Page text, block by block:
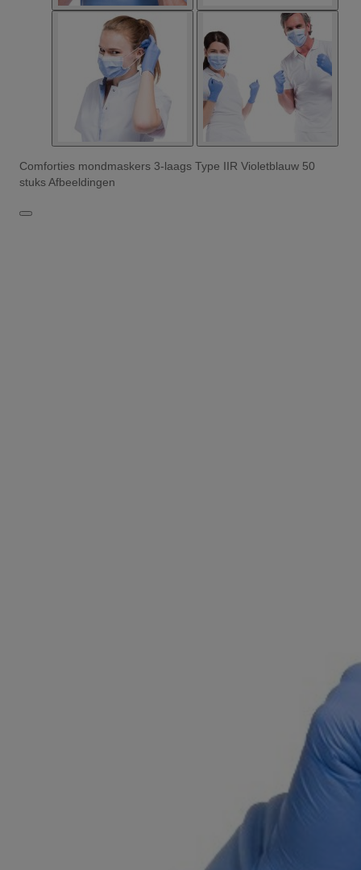
Comforties mondmaskers 3-laags Type IIR Violetblauw 50
stuks Afbeeldingen